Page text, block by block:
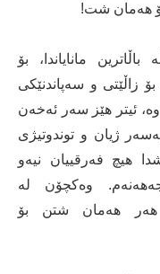
بۆ هەمان شت!
مانایاندا، بۆ
بۆ زاڵێتی و سەپاندنێکی
ئیتر هێز سەر ئەخەن
ژیان و توندوتیژی
هیچ فەرقییان نیەو
وەکچۆن لە
هەر هەمان شتن بۆ